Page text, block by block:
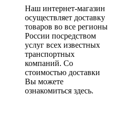
Наш интернет-магазин
осуществляет доставку
товаров во все регионы
России посредством
услуг всех известных
транспортных
компаний. Со
стоимостью доставки
Вы можете
ознакомиться здесь.